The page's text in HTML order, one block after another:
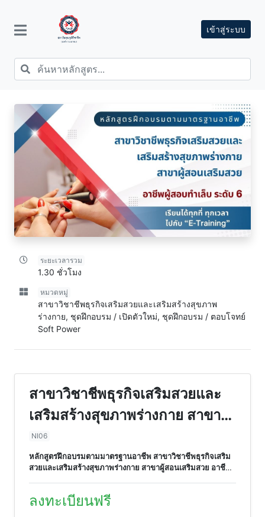
เข้าสู่ระบบ
ระยะเวลารวม
1.30 ชั่วโมง
หมวดหมู่
สาขาวิชาชีพธุรกิจเสริมสวยและเสริมสร้างสุขภาพ
ร่างกาย, ชุดฝึกอบรม / เปิดตัวใหม่, ชุดฝึกอบรม / ตอบโจทย์
Soft Power
สาขาวิชาชีพธุรกิจเสริมสวยและ
เสริมสร้างสุขภาพร่างกาย สาขาผู้
สอนเสริมสวย อาชีพผู้สอนทำเล็บ
ระดับ 6
NI06
หลักสูตรฝึกอบรมตามมาตรฐานอาชีพ สาขาวิชาชีพธุรกิจเสริม
สวยและเสริมสร้างสุขภาพร่างกาย สาขาผู้สอนเสริมสวย อาชีพผู้
ลงทะเบียนฟรี